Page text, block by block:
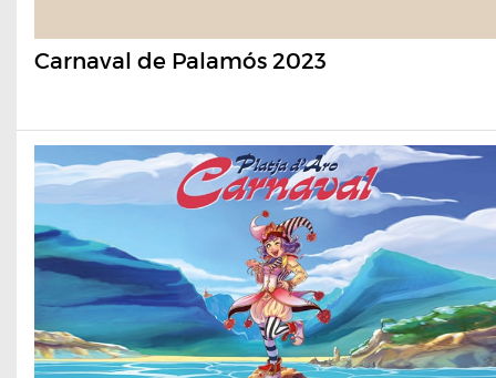
Carnaval de Palamós 2023